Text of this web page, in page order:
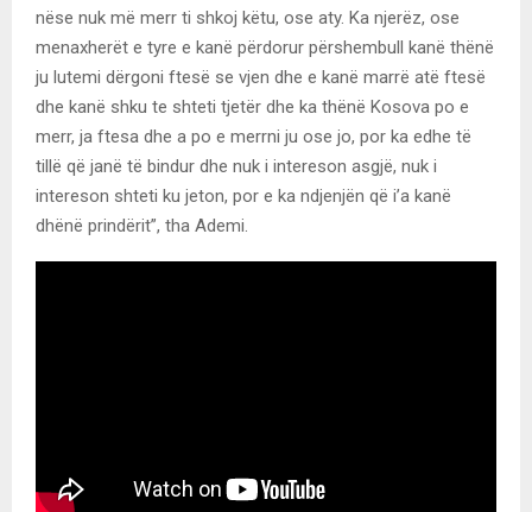
nëse nuk më merr ti shkoj këtu, ose aty. Ka njerëz, ose
menaxherët e tyre e kanë përdorur përshembull kanë thënë
ju lutemi dërgoni ftesë se vjen dhe e kanë marrë atë ftesë
dhe kanë shku te shteti tjetër dhe ka thënë Kosova po e
merr, ja ftesa dhe a po e merrni ju ose jo, por ka edhe të
tillë që janë të bindur dhe nuk i intereson asgjë, nuk i
intereson shteti ku jeton, por e ka ndjenjën që i’a kanë
dhënë prindërit”, tha Ademi.